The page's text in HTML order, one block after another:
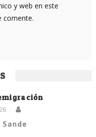
y web en este
comente.